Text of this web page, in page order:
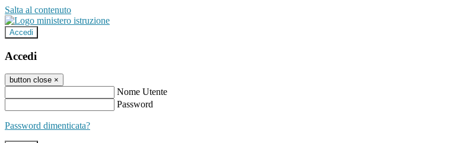
Salta al contenuto
Accedi
Accedi
button close ×
Nome Utente
Password
Password dimenticata?